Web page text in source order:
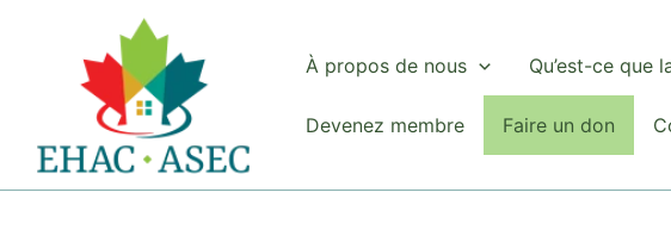
À propos de nous Qu’est-ce que
Devenez membre Faire un don